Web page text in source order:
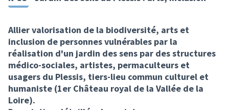
Allier valorisation de la biodiversité, arts et
inclusion de personnes vulnérables par la
réalisation d'un jardin des sens par des structures
médico- sociales, artistes, permaculteurs et
usagers du Plessis, tiers-lieu commun culturel et
humaniste (1er Château royal de la Vallée de la
Loire).